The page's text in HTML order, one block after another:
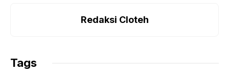
o
er gr
Redaksi Cloteh
Tags